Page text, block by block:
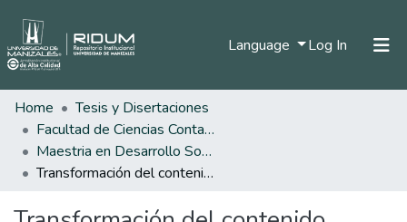
Language Log In (current)
Home
Tesis y Disertaciones
Facultad de Ciencias Contables Económicas y Administrativas
Maestria en Desarrollo Sostenible y Medio Ambiente
Transformación del contenido ruminal de la planta de sacrificio de villapinzón, en abono orgánico: una estrategia de mitigación de impacto ambiental